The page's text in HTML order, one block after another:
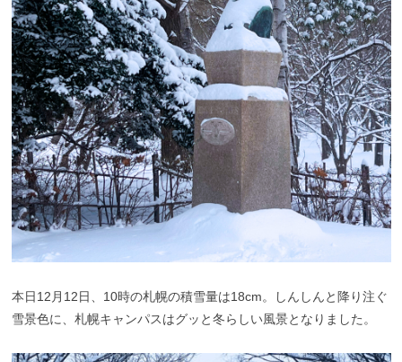
本日12月12日、10時の札幌の積雪量は18cm。しんしんと降り注ぐ
雪景色に、札幌キャンパスはグッと冬らしい風景となりました。